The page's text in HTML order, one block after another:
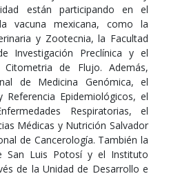
están participando en el
vacuna mexicana, como la
y Zootecnia, la Facultad
Investigación Preclínica y el
de Flujo. Además,
de Medicina Genómica, el
Epidemiológicos, el
Respiratorias, el
Médicas y Nutrición Salvador
de Cancerología. También la
San Luis Potosí y el Instituto
de la Unidad de Desarrollo e